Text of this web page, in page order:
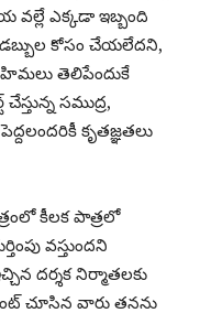
వల్లే ఎక్కడా ఇబ్బంది
కోసం చేయలేదని,
తెలిపేందుకే
సముద్ర,
కృతజ్ఞతలు
కీలక పాత్రలో
వస్తుందని
దర్శక నిర్మాతలకు
చూసిన వారు తనను